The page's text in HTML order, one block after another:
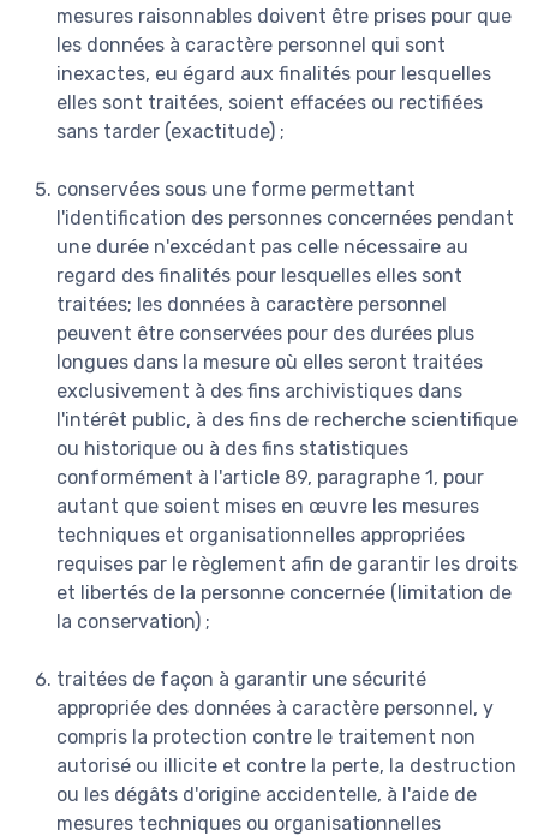
mesures raisonnables doivent être prises pour que
les données à caractère personnel qui sont
inexactes, eu égard aux finalités pour lesquelles
elles sont traitées, soient effacées ou rectifiées
sans tarder (exactitude) ;
conservées sous une forme permettant
l'identification des personnes concernées pendant
une durée n'excédant pas celle nécessaire au
regard des finalités pour lesquelles elles sont
traitées; les données à caractère personnel
peuvent être conservées pour des durées plus
longues dans la mesure où elles seront traitées
exclusivement à des fins archivistiques dans
l'intérêt public, à des fins de recherche scientifique
ou historique ou à des fins statistiques
conformément à l'article 89, paragraphe 1, pour
autant que soient mises en œuvre les mesures
techniques et organisationnelles appropriées
requises par le règlement afin de garantir les droits
et libertés de la personne concernée (limitation de
la conservation) ;
traitées de façon à garantir une sécurité
appropriée des données à caractère personnel, y
compris la protection contre le traitement non
autorisé ou illicite et contre la perte, la destruction
ou les dégâts d'origine accidentelle, à l'aide de
mesures techniques ou organisationnelles